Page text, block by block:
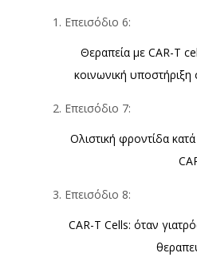
Επεισόδιο 6:
Θεραπεία με CAR-T
κοινωνική υποστήριξη
Επεισόδιο 7:
Ολιστική φροντίδα κατά
Επεισόδιο 8:
CAR-T Cells: όταν